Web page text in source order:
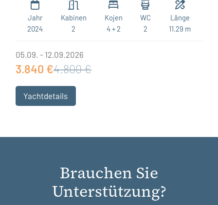
Jahr
2024
Kabinen
2
Kojen
4 + 2
WC
2
Länge
11.29 m
05.09. - 12.09.2026
3.840 €4.800 €
Yachtdetails
Brauchen Sie
Unterstützung?